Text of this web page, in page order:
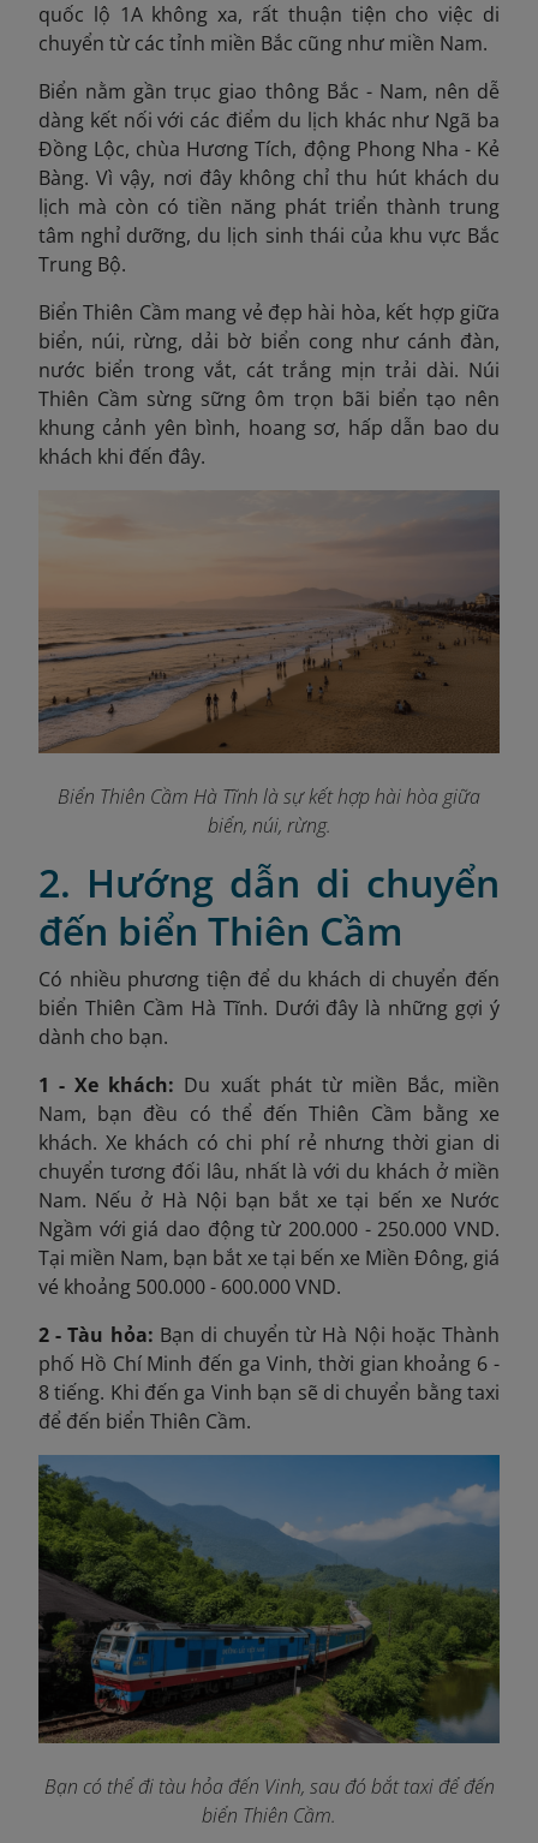
quốc lộ 1A không xa, rất thuận tiện cho việc di
chuyển từ các tỉnh miền Bắc cũng như miền Nam.
Biển nằm gần trục giao thông Bắc - Nam, nên dễ
dàng kết nối với các điểm du lịch khác như Ngã ba
Đồng Lộc, chùa Hương Tích, động Phong Nha - Kẻ
Bàng. Vì vậy, nơi đây không chỉ thu hút khách du
lịch mà còn có tiền năng phát triển thành trung
tâm nghỉ dưỡng, du lịch sinh thái của khu vực Bắc
Trung Bộ.
Biển Thiên Cầm mang vẻ đẹp hài hòa, kết hợp giữa
biển, núi, rừng, dải bờ biển cong như cánh đàn,
nước biển trong vắt, cát trắng mịn trải dài. Núi
Thiên Cầm sừng sững ôm trọn bãi biển tạo nên
khung cảnh yên bình, hoang sơ, hấp dẫn bao du
khách khi đến đây.
Biển Thiên Cầm Hà Tĩnh là sự kết hợp hài hòa giữa
biển, núi, rừng.
2. Hướng dẫn di chuyển
đến biển Thiên Cầm
Có nhiều phương tiện để du khách di chuyển đến
biển Thiên Cầm Hà Tĩnh. Dưới đây là những gợi ý
dành cho bạn.
1 - Xe khách: Du xuất phát từ miền Bắc, miền
Nam, bạn đều có thể đến Thiên Cầm bằng xe
khách. Xe khách có chi phí rẻ nhưng thời gian di
chuyển tương đối lâu, nhất là với du khách ở miền
Nam. Nếu ở Hà Nội bạn bắt xe tại bến xe Nước
Ngầm với giá dao động từ 200.000 - 250.000 VND.
Tại miền Nam, bạn bắt xe tại bến xe Miền Đông, giá
vé khoảng 500.000 - 600.000 VND.
2 - Tàu hỏa: Bạn di chuyển từ Hà Nội hoặc Thành
phố Hồ Chí Minh đến ga Vinh, thời gian khoảng 6 -
8 tiếng. Khi đến ga Vinh bạn sẽ di chuyển bằng taxi
để đến biển Thiên Cầm.
Bạn có thể đi tàu hỏa đến Vinh, sau đó bắt taxi để đến
biển Thiên Cầm.